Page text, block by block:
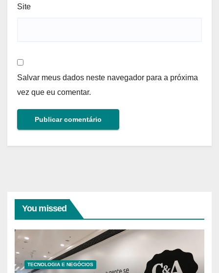
Site
Salvar meus dados neste navegador para a próxima
vez que eu comentar.
You missed
TECNOLOGIA E NEGÓCIOS